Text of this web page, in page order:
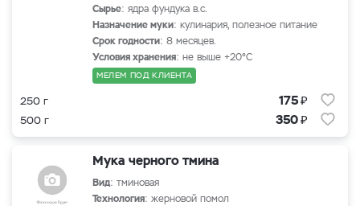
Сырье: ядра фундука в.с.
Назначение муки: кулинария, полезное питание
Срок годности: 8 месяцев.
Условия хранения: не выше +20°С
МЕЛЕМ ПОД КЛИЕНТА
250 г 175₽
500 г 350₽
Мука черного тмина
Вид: тминовая
Технология: жерновой помол